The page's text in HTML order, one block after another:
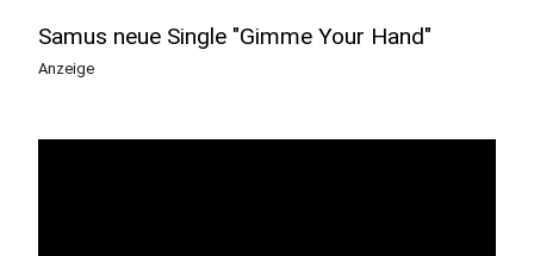
Samus neue Single "Gimme Your Hand"
Anzeige